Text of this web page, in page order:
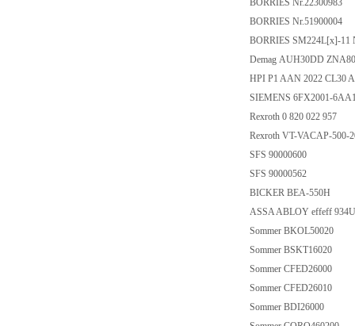
BORRIES Nr.22300983
BORRIES Nr.51900004
BORRIES SM224L[x]-11
Demag AUH30DD
HPI P1 AAN 2022 CL30
SIEMENS 6FX2001-
Rexroth 0 820 022 957
Rexroth VT-VACAP-500-
SFS 90000600
SFS 90000562
BICKER BEA-550H
ASSA ABLOY effeff
Sommer BKOL50020
Sommer BSKT16020
Sommer CFED26000
Sommer CFED26010
Sommer BDI26000